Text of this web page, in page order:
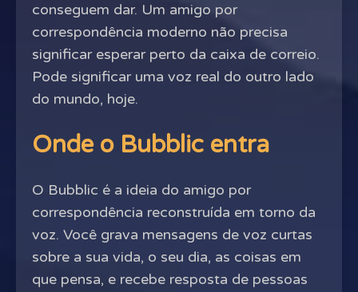
conseguem dar. Um amigo por
correspondência moderno não precisa
significar esperar perto da caixa de correio.
Pode significar uma voz real do outro lado
do mundo, hoje.
Onde o Bubblic entra
O Bubblic é a ideia do amigo por
correspondência reconstruída em torno da
voz. Você grava mensagens de voz curtas
sobre a sua vida, o seu dia, as coisas em
que pensa, e recebe resposta de pessoas